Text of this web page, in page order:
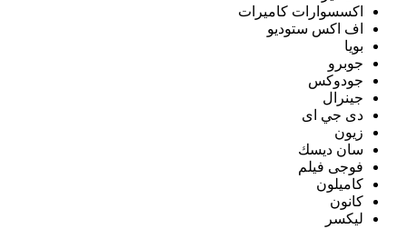
اكسسوارات كاميرات
اف اكس ستوديو
بويا
جوبرو
جودوكس
جينرال
دى جي اى
زيون
سان ديسك
فوجى فيلم
كاميلون
كانون
ليكسر